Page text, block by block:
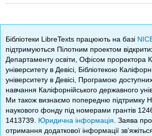
Бібліотеки LibreTexts працюють на базі
підтримуються Пілотним проектом
Департаменту освіти, Офісом проректора
університету в Девісі, Бібліотекою
університету в Девісі, Програмою
навчання Каліфорнійського державного
Ми також визнаємо попередню підтримку
наукового фонду під номерами грантів
1413739. Юридична інформація . Заява
отримання додаткової інформації